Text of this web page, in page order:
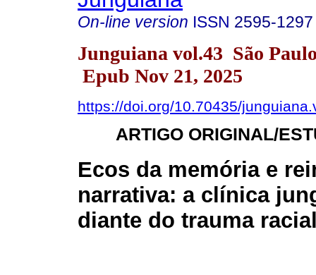
On-line version ISSN 2595-1297
Junguiana vol.43 São
Epub Nov 21, 2025
https://doi.org/10.70435/
ARTIGO ORIGINAL/
Ecos da memória e
narrativa: a clínica
diante do trauma